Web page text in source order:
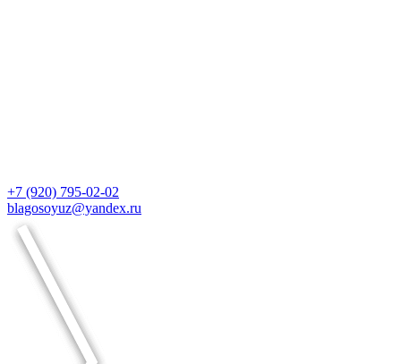
+7 (920) 795-02-02
blagosoyuz@yandex.ru